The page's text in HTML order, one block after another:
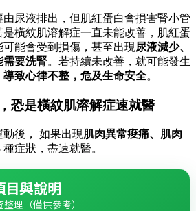
尿液排出，但肌紅蛋白會損害腎小管
橫紋肌溶解症一直未能改善，肌紅蛋
能會受到損傷，甚至出現 尿液減少、
需要洗腎。若持續未改善，就可能發生
致心律不整，危及生命安全。
恐是橫紋肌溶解症速就醫
後， 如果出現肌肉異常痠痛、肌肉
種症狀，盡速就醫。
目與說明
理（僅供參考）